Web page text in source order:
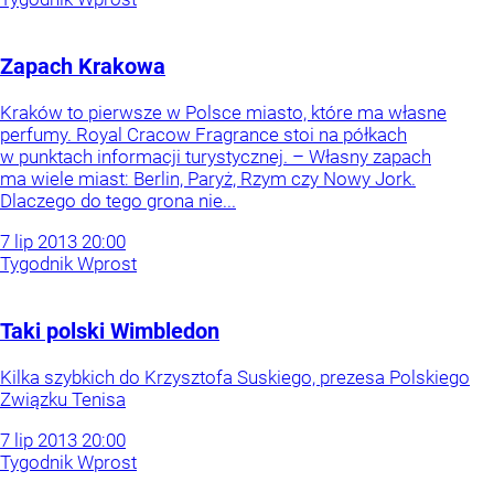
Zapach Krakowa
Kraków to pierwsze w Polsce miasto, które ma własne
perfumy. Royal Cracow Fragrance stoi na półkach
w punktach informacji turystycznej. – Własny zapach
ma wiele miast: Berlin, Paryż, Rzym czy Nowy Jork.
Dlaczego do tego grona nie...
7 lip 2013 20:00
Tygodnik Wprost
Taki polski Wimbledon
Kilka szybkich do Krzysztofa Suskiego, prezesa Polskiego
Związku Tenisa
7 lip 2013 20:00
Tygodnik Wprost